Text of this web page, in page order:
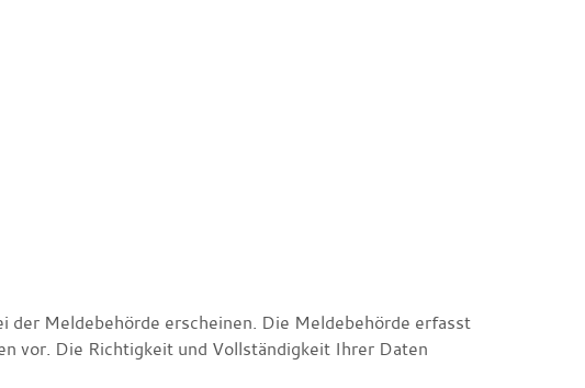
der Meldebehörde erscheinen. Die Meldebehörde erfasst
vor. Die Richtigkeit und Vollständigkeit Ihrer Daten